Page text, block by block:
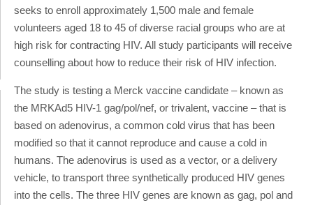
seeks to enroll approximately 1,500 male and female
volunteers aged 18 to 45 of diverse racial groups who are at
high risk for contracting HIV. All study participants will receive
counselling about how to reduce their risk of HIV infection.
The study is testing a Merck vaccine candidate – known as
the MRKAd5 HIV-1 gag/pol/nef, or trivalent, vaccine – that is
based on adenovirus, a common cold virus that has been
modified so that it cannot reproduce and cause a cold in
humans. The adenovirus is used as a vector, or a delivery
vehicle, to transport three synthetically produced HIV genes
into the cells. The three HIV genes are known as gag, pol and